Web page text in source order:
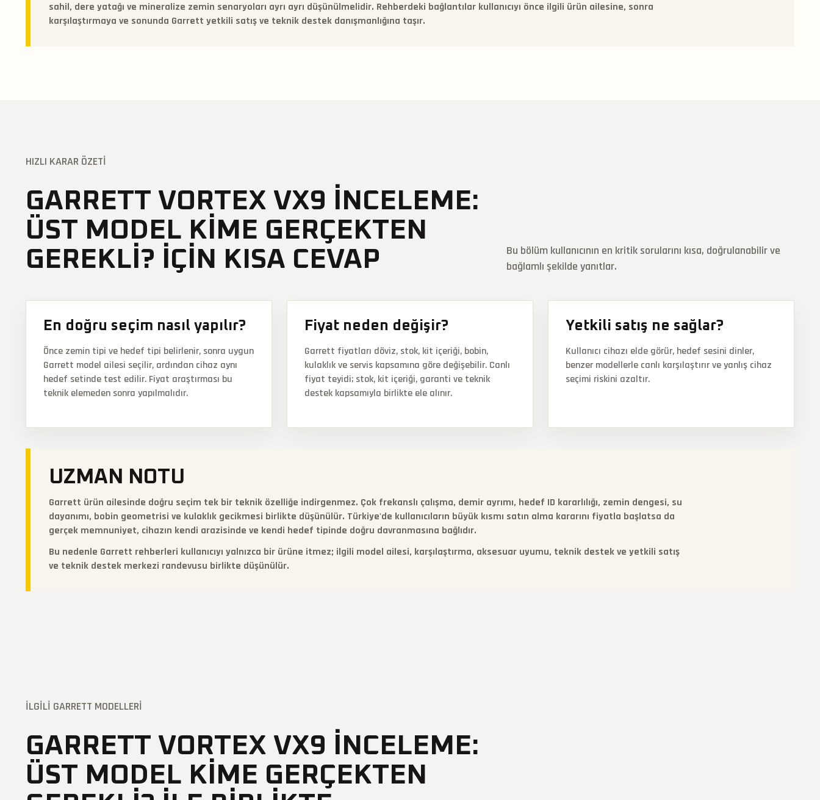
sahil, dere yatağı ve mineralize zemin senaryoları ayrı ayrı düşünülmelidir. Rehberdeki bağlantılar kullanıcıyı önce ilgili ürün ailesine, sonra
karşılaştırmaya ve sonunda Garrett yetkili satış ve teknik destek danışmanlığına taşır.
HIZLI KARAR ÖZETI
GARRETT VORTEX VX9 İNCELEME:
ÜST MODEL KIME GERÇEKTEN
GEREKLI? IÇIN KISA CEVAP
Bu bölüm kullanıcının en kritik sorularını kısa, doğrulanabilir ve
bağlamlı şekilde yanıtlar.
En doğru seçim nasıl yapılır?
Önce zemin tipi ve hedef tipi belirlenir, sonra uygun
Garrett model ailesi seçilir, ardından cihaz aynı
hedef setinde test edilir. Fiyat araştırması bu
teknik elemeden sonra yapılmalıdır.
Fiyat neden değişir?
Garrett fiyatları döviz, stok, kit içeriği, bobin,
kulaklık ve servis kapsamına göre değişebilir. Canlı
fiyat teyidi; stok, kit içeriği, garanti ve teknik
destek kapsamıyla birlikte ele alınır.
Yetkili satış ne sağlar?
Kullanıcı cihazı elde görür, hedef sesini dinler,
benzer modellerle canlı karşılaştırır ve yanlış cihaz
seçimi riskini azaltır.
UZMAN NOTU
Garrett ürün ailesinde doğru seçim tek bir teknik özelliğe indirgenmez. Çok frekanslı çalışma, demir ayrımı, hedef ID kararlılığı, zemin dengesi, su
dayanımı, bobin geometrisi ve kulaklık gecikmesi birlikte düşünülür. Türkiye'de kullanıcıların büyük kısmı satın alma kararını fiyatla başlatsa da
gerçek memnuniyet, cihazın kendi arazisinde ve kendi hedef tipinde doğru davranmasına bağlıdır.
Bu nedenle Garrett rehberleri kullanıcıyı yalnızca bir ürüne itmez; ilgili model ailesi, karşılaştırma, aksesuar uyumu, teknik destek ve yetkili satış
ve teknik destek merkezi randevusu birlikte düşünülür.
İLGILI GARRETT MODELLERI
GARRETT VORTEX VX9 İNCELEME:
ÜST MODEL KIME GERÇEKTEN